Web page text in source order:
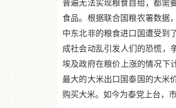
普遍无法实现粮食自给，都需
食品。根据联合国粮农署数据
中东北非的粮食进口国遭受到
成社会动乱引发人们的恐慌，
埃及政府在粮价上涨的情况下
最大的大米出口国泰国的大米
购买大米。如今为泰党上台，